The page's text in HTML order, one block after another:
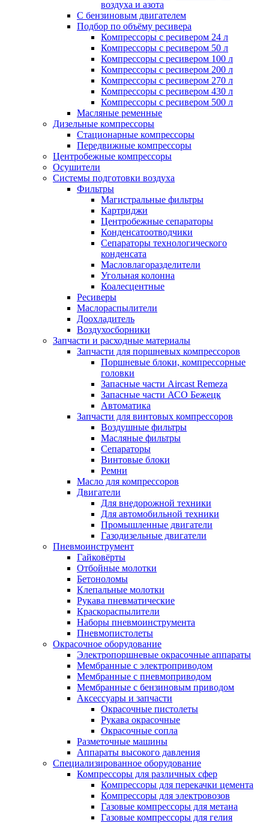
воздуха и азота
С бензиновым двигателем
Подбор по объёму ресивера
Компрессоры с ресивером 24 л
Компрессоры с ресивером 50 л
Компрессоры с ресивером 100 л
Компрессоры с ресивером 200 л
Компрессоры с ресивером 270 л
Компрессоры с ресивером 430 л
Компрессоры с ресивером 500 л
Масляные ременные
Дизельные компрессоры
Стационарные компрессоры
Передвижные компрессоры
Центробежные компрессоры
Осушители
Системы подготовки воздуха
Фильтры
Магистральные фильтры
Картриджи
Центробежные сепараторы
Конденсатоотводчики
Сепараторы технологического
конденсата
Масловлагоразделители
Угольная колонна
Коалесцентные
Ресиверы
Маслораспылители
Доохладитель
Воздухосборники
Запчасти и расходные материалы
Запчасти для поршневых компрессоров
Поршневые блоки, компрессорные
головки
Запасные части Aircast Remeza
Запасные части АСО Бежецк
Автоматика
Запчасти для винтовых компрессоров
Воздушные фильтры
Масляные фильтры
Сепараторы
Винтовые блоки
Ремни
Масло для компрессоров
Двигатели
Для внедорожной техники
Для автомобильной техники
Промышленные двигатели
Газодизельные двигатели
Пневмоинструмент
Гайковёрты
Отбойные молотки
Бетоноломы
Клепальные молотки
Рукава пневматические
Краскораспылители
Наборы пневмоинструмента
Пневмопистолеты
Окрасочное оборудование
Электропоршневые окрасочные аппараты
Мембранные с электроприводом
Мембранные с пневмоприводом
Мембранные с бензиновым приводом
Аксессуары и запчасти
Окрасочные пистолеты
Рукава окрасочные
Окрасочные сопла
Разметочные машины
Аппараты высокого давления
Специализированное оборудование
Компрессоры для различных сфер
Компрессоры для перекачки цемента
Компрессоры для электровозов
Газовые компрессоры для метана
Газовые компрессоры для гелия